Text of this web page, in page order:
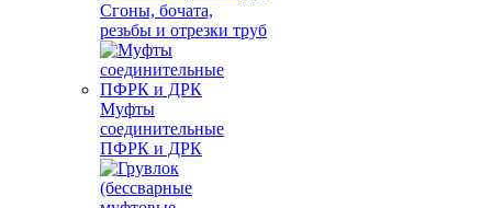
Сгоны, бочата,
резьбы и отрезки труб
Муфты
соединительные
ПФРК и ДРК